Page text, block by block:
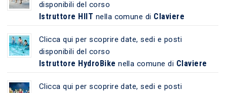
disponibili del corso
Istruttore HIIT nella comune di Claviere
Clicca qui per scoprire date, sedi e posti
disponibili del corso
Istruttore HydroBike nella comune di Claviere
Clicca qui per scoprire date, sedi e posti